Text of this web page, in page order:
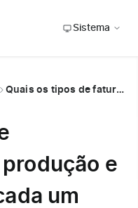
Sistema
Quais os tipos de faturamento em produção e quando utilizar cada um deles?
e
um